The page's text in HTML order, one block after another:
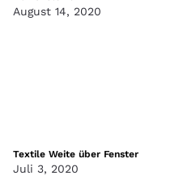
August 14, 2020
Textile Weite über Fenster
Juli 3, 2020